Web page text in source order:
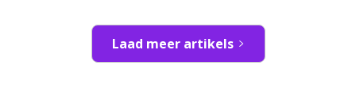
Laad meer artikels